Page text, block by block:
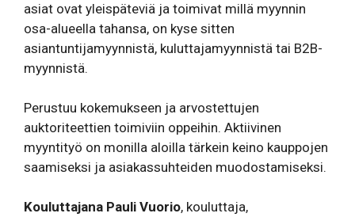
asiat ovat yleispäteviä ja toimivat millä myynnin
osa-alueella tahansa, on kyse sitten
asiantuntijamyynnistä, kuluttajamyynnistä tai B2B-
myynnistä.
Perustuu kokemukseen ja arvostettujen
auktoriteettien toimiviin oppeihin. Aktiivinen
myyntityö on monilla aloilla tärkein keino kauppojen
saamiseksi ja asiakassuhteiden muodostamiseksi.
Kouluttajana Pauli Vuorio, kouluttaja,